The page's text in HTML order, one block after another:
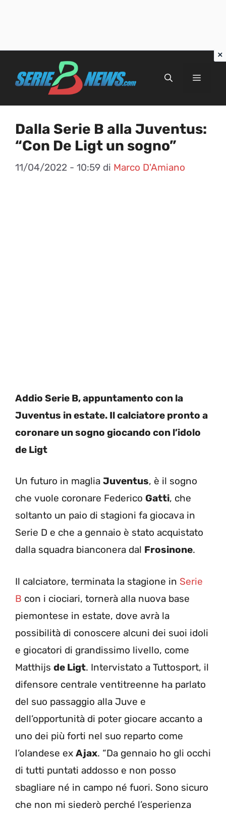
Menu
Dalla Serie B alla Juventus:
“Con De Ligt un sogno”
11/04/2022 - 10:59 di Marco D'Amiano
Addio Serie B, appuntamento con la
Juventus in estate. Il calciatore pronto a
coronare un sogno giocando con l’idolo
de Ligt
Un futuro in maglia Juventus, è il sogno
che vuole coronare Federico Gatti, che
soltanto un paio di stagioni fa giocava in
Serie D e che a gennaio è stato acquistato
dalla squadra bianconera dal Frosinone.
Il calciatore, terminata la stagione in Serie
B con i ciociari, tornerà alla nuova base
piemontese in estate, dove avrà la
possibilità di conoscere alcuni dei suoi idoli
e giocatori di grandissimo livello, come
Matthijs de Ligt. Intervistato a Tuttosport, il
difensore centrale ventitreenne ha parlato
del suo passaggio alla Juve e
dell’opportunità di poter giocare accanto a
uno dei più forti nel suo reparto come
l’olandese ex Ajax. “Da gennaio ho gli occhi
di tutti puntati addosso e non posso
sbagliare né in campo né fuori. Sono sicuro
che non mi siederò perché l’esperienza